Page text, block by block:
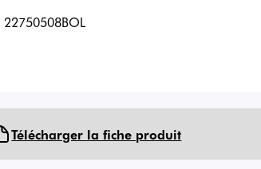
22750508BOL
Télécharger la fiche produit